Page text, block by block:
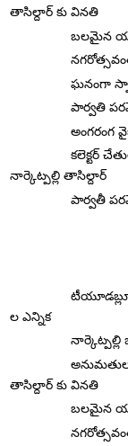
తాసిల్దార్ కు వినతి
బలమైన
ఘనంగా
పార్వతి
అంగరంగ
కలెక్టర్
నార్కెట్పల్లి తాసిల్దార్
పార్వతీ
ల ఎన్నిక
తాసిల్దార్ కు వినతి
బలమైన